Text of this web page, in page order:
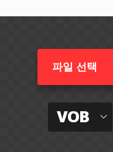
파일 선택
VOB